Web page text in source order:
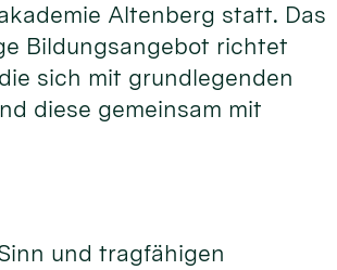
Altenberg statt. Das
Bildungsangebot richtet
sich mit grundlegenden
diese gemeinsam mit
und tragfähigen